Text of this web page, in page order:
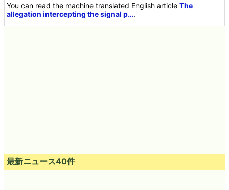
You can read the machine translated English articleThe
allegation intercepting the signal p….
最新ニュース40件